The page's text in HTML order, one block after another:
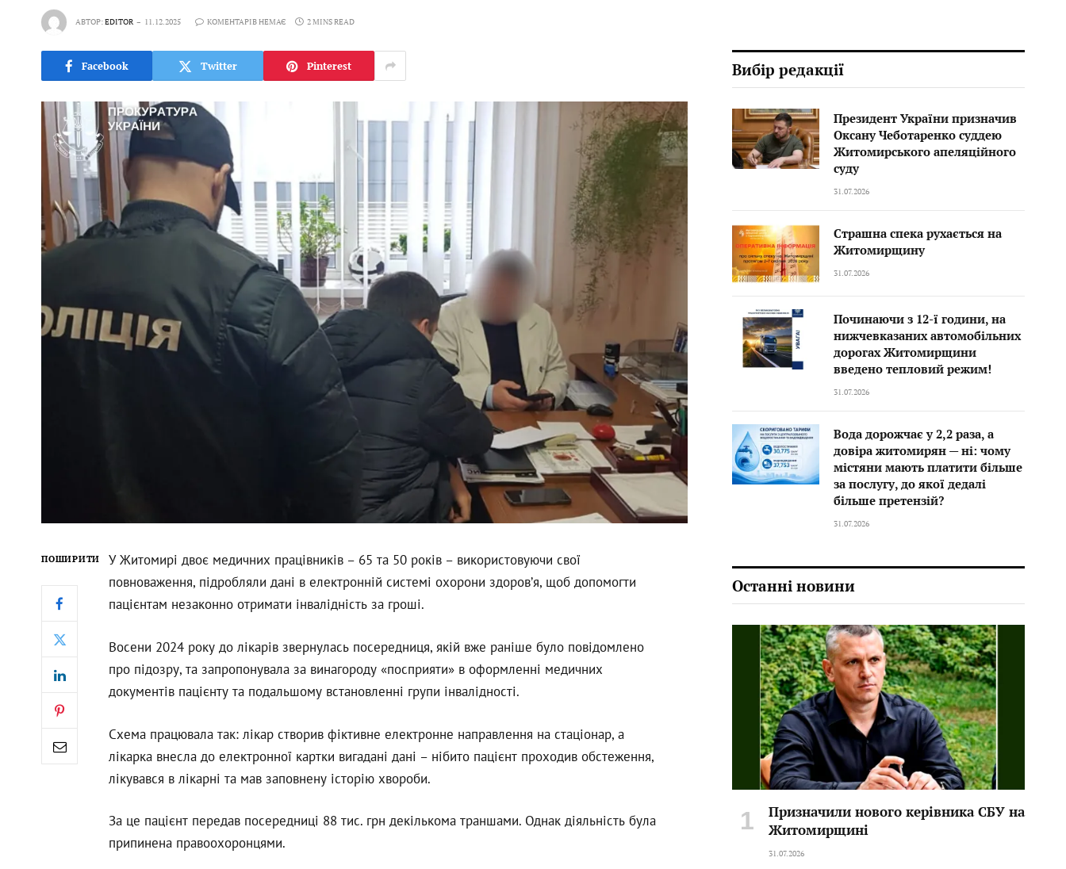
АВТОР:EDITOR 11.12.2025 КОМЕНТАРІВ НЕМАЄ 2 MINS READ
Facebook Twitter Pinterest
ПОШИРИТИ
У Житомирі двоє медичних працівників – 65 та 50 років – використовуючи свої
повноваження, підробляли дані в електронній системі охорони здоров’я, щоб допомогти
пацієнтам незаконно отримати інвалідність за гроші.
Восени 2024 року до лікарів звернулась посередниця, якій вже раніше було повідомлено
про підозру, та запропонувала за винагороду «посприяти» в оформленні медичних
документів пацієнту та подальшому встановленні групи інвалідності.
Схема працювала так: лікар створив фіктивне електронне направлення на стаціонар, а
лікарка внесла до електронної картки вигадані дані – нібито пацієнт проходив обстеження,
лікувався в лікарні та мав заповнену історію хвороби.
За це пацієнт передав посередниці 88 тис. грн декількома траншами. Однак діяльність була
припинена правоохоронцями.
Вибір редакції
Президент України призначив
Оксану Чеботаренко суддею
Житомирського апеляційного
суду
31.07.2026
Страшна спека рухається на
Житомирщину
31.07.2026
Починаючи з 12-ї години, на
нижчевказаних автомобільних
дорогах Житомирщини
введено тепловий режим!
31.07.2026
Вода дорожчає у 2,2 раза, а
довіра житомирян — ні: чому
містяни мають платити більше
за послугу, до якої дедалі
більше претензій?
31.07.2026
Останні новини
Призначили нового керівника СБУ на
Житомирщині
31.07.2026